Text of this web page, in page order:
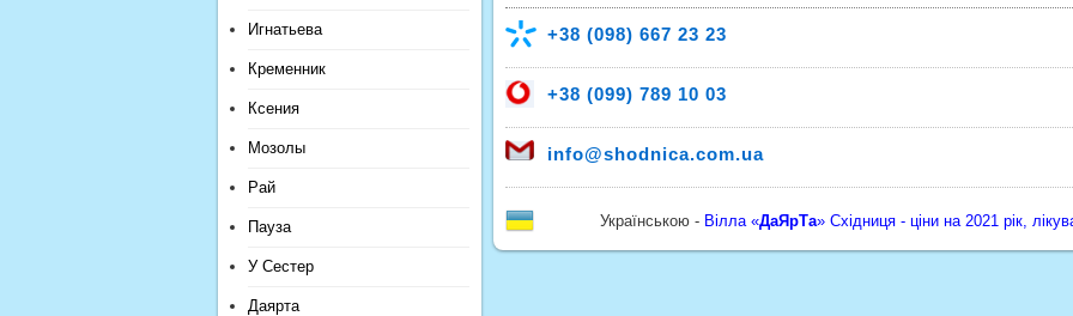
+38 (098) 667 23 23
+38 (099) 789 10 03
info@shodnica.com.ua
Українською - Вілла «ДаЯрТа» Східниця - ціни на 2021 рік,
Игнатьева
Кременник
Ксения
Мозолы
Рай
Пауза
У Сестер
Даярта